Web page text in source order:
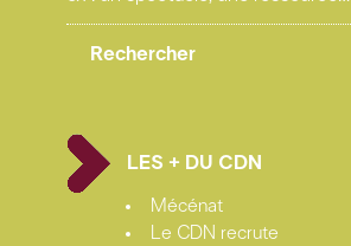
LES + DU CDN
Mécénat
Le CDN recrute